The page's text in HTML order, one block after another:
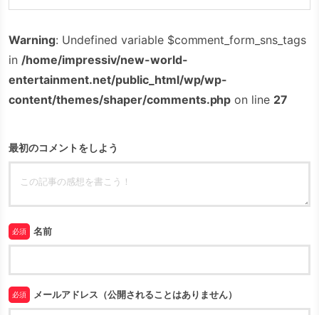
Warning: Undefined variable $comment_form_sns_tags
in /home/impressiv/new-world-
entertainment.net/public_html/wp/wp-
content/themes/shaper/comments.php on line 27
最初のコメントをしよう
必須 名前
必須 メールアドレス（公開されることはありません）